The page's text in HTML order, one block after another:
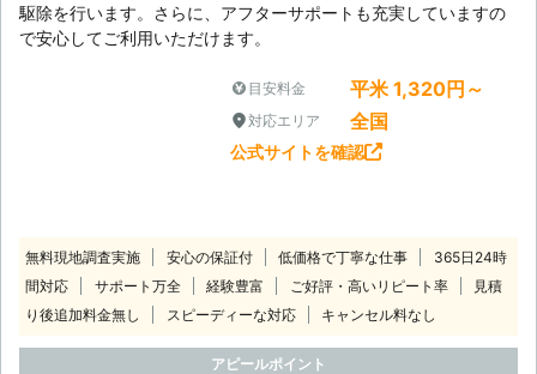
駆除を行います。さらに、アフターサポートも充実していますの
で安心してご利用いただけます。
目安料金 平米 1,320円～
対応エリア 全国
公式サイトを確認
無料現地調査実施 安心の保証付 低価格で丁寧な仕事
365日24時
間対応
サポート万全 経験豊富 ご好評・高いリピート率
見積
り後追加料金無し
スピーディーな対応 キャンセル料なし
アピールポイント